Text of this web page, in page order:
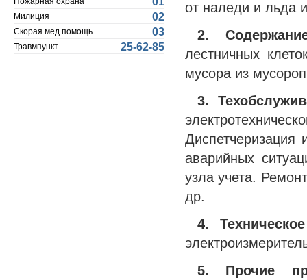
Милиция 02
Скорая мед.помощь 03
Травмпункт 25-62-85
от наледи и льда
2.
лестничных
мусора из
3.
Диспетчеризация
аварийных
узла учета.
др.
4.
5. Прочие